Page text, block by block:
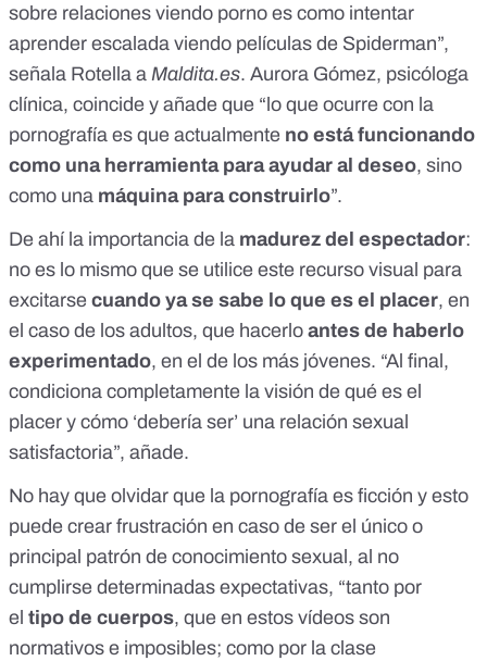
sobre relaciones viendo porno es como intentar
aprender escalada viendo películas de Spiderman”,
señala Rotella a Maldita.es. Aurora Gómez, psicóloga
clínica, coincide y añade que “lo que ocurre con la
pornografía es que actualmente no está funcionando
como una herramienta para ayudar al deseo, sino
como una máquina para construirlo”.
De ahí la importancia de la madurez del espectador:
no es lo mismo que se utilice este recurso visual para
excitarse cuando ya se sabe lo que es el placer, en
el caso de los adultos, que hacerlo antes de haberlo
experimentado, en el de los más jóvenes. “Al final,
condiciona completamente la visión de qué es el
placer y cómo ‘debería ser’ una relación sexual
satisfactoria”, añade.
No hay que olvidar que la pornografía es ficción y esto
puede crear frustración en caso de ser el único o
principal patrón de conocimiento sexual, al no
cumplirse determinadas expectativas, “tanto por
el tipo de cuerpos, que en estos vídeos son
normativos e imposibles; como por la clase